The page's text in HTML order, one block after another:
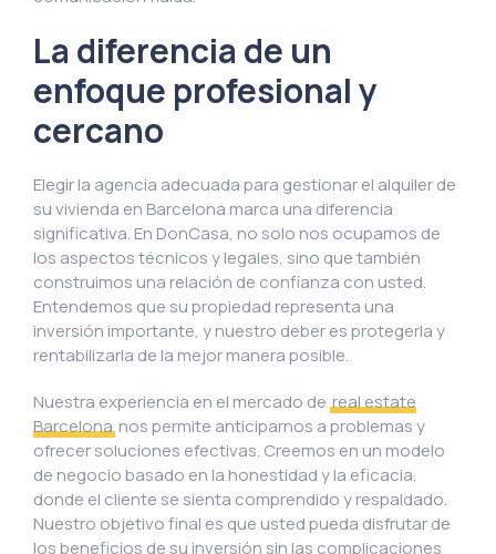
La diferencia de un
enfoque profesional y
cercano
Elegir la agencia adecuada para gestionar el alquiler de
su vivienda en Barcelona marca una diferencia
significativa. En DonCasa, no solo nos ocupamos de
los aspectos técnicos y legales, sino que también
construimos una relación de confianza con usted.
Entendemos que su propiedad representa una
inversión importante, y nuestro deber es protegerla y
rentabilizarla de la mejor manera posible.
Nuestra experiencia en el mercado de real estate
Barcelonanos permite anticiparnos a problemas y
ofrecer soluciones efectivas. Creemos en un modelo
de negocio basado en la honestidad y la eficacia,
donde el cliente se sienta comprendido y respaldado.
Nuestro objetivo final es que usted pueda disfrutar de
los beneficios de su inversión sin las complicaciones